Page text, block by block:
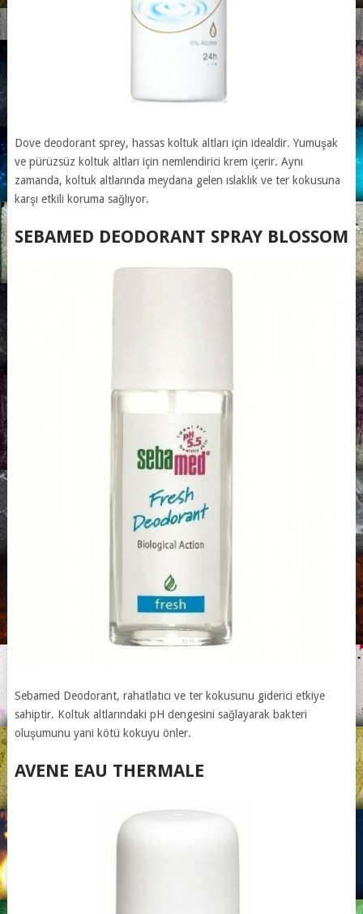
Dove deodorant sprey, hassas koltuk altları için idealdir. Yumuşak
ve pürüzsüz koltuk altları için nemlendirici krem içerir. Aynı
zamanda, koltuk altlarında meydana gelen ıslaklık ve ter kokusuna
karşı etkili koruma sağlıyor.
SEBAMED DEODORANT SPRAY BLOSSOM
Sebamed Deodorant, rahatlatıcı ve ter kokusunu giderici etkiye
sahiptir. Koltuk altlarındaki pH dengesini sağlayarak bakteri
oluşumunu yani kötü kokuyu önler.
AVENE EAU THERMALE